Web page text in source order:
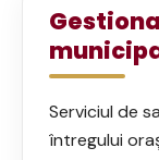
Serviciul de
întregului